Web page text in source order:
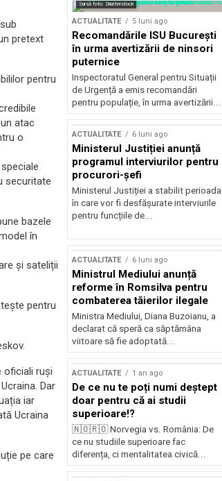
pretext
pentru
atac
o
securitate
bazele
în
și sateliții
pentru
oficiali ruși
Dar
iar
Ucraina
pe care
Sursă foto: Shutterstock
ACTUALITATE 5 luni ago
Recomandările ISU București
în urma avertizării de ninsori
puternice
Inspectoratul General pentru Situații
de Urgență a emis recomandări
pentru populație, în urma avertizării...
ACTUALITATE 6 luni ago
Ministerul Justiției anunță
programul interviurilor pentru
procurori-șefi
Ministerul Justiției a stabilit perioada
în care vor fi desfășurate interviurile
pentru funcțiile de...
ACTUALITATE 6 luni ago
Ministrul Mediului anunță
reforme în Romsilva pentru
combaterea tăierilor ilegale
Ministra Mediului, Diana Buzoianu, a
declarat că speră ca săptămâna
viitoare să fie adoptată...
ACTUALITATE 1 an ago
De ce nu te poți numi deștept
doar pentru că ai studii
superioare!?
🇳🇴🇷🇴 Norvegia vs. România: De
ce nu studiile superioare fac
diferența, ci mentalitatea civică...